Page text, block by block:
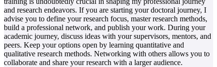
and research endeavors. If you are starting your doctoral journey, I
advise you to define your research focus, master research methods,
build a professional network, and publish your work. During your
academic journey, discuss ideas with your supervisors, mentors, and
peers. Keep your options open by learning quantitative and
qualitative research methods. Networking with others allows you to
collaborate and share your research with a larger audience.